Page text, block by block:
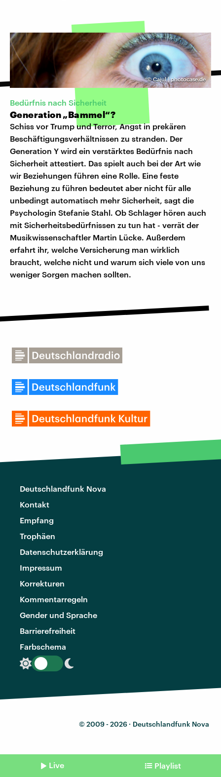
©Cajul | photocase.de
Bedürfnis nach Sicherheit
Generation „Bammel“?
Schiss vor Trump und Terror, Angst in prekären
Beschäftigungsverhältnissen zu stranden. Der
Generation Y wird ein verstärktes Bedürfnis nach
Sicherheit attestiert. Das spielt auch bei der Art wie
wir Beziehungen führen eine Rolle. Eine feste
Beziehung zu führen bedeutet aber nicht für alle
unbedingt automatisch mehr Sicherheit, sagt die
Psychologin Stefanie Stahl. Ob Schlager hören auch
mit Sicherheitsbedürfnissen zu tun hat - verrät der
Musikwissenschaftler Martin Lücke. Außerdem
erfahrt ihr, welche Versicherung man wirklich
braucht, welche nicht und warum sich viele von uns
weniger Sorgen machen sollten.
Deutschlandfunk Nova
Kontakt
Empfang
Trophäen
Datenschutzerklärung
Impressum
Korrekturen
Kommentarregeln
Gender und Sprache
Barrierefreiheit
Farbschema
© 2009 - 2026 · Deutschlandfunk Nova
Live Playlist